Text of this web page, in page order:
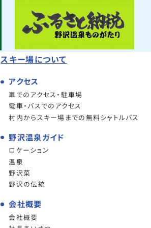
スキー場について
アクセス
車でのアクセス・駐車場
電車・バスでのアクセス
村内からスキー場までの無料シャトルバス
野沢温泉ガイド
ロケーション
温泉
野沢菜
野沢の伝統
会社概要
会社概要